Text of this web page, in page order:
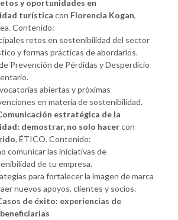
y oportunidades en
turística con Florencia Kogan,
Contenido:
retos en sostenibilidad del sector
y formas prácticas de abordarlos.
Prevención de Pérdidas y Desperdicio
abiertas y próximas
en materia de sostenibilidad.
estratégica de la
demostrar, no solo hacercon
, ÉTICO. Contenido:
comunicar las iniciativas de
de tu empresa.
para fortalecer la imagen de marca
nuevos apoyos, clientes y socios.
de éxito: experiencias de